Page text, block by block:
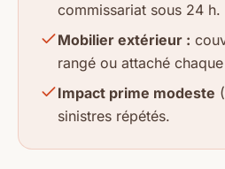
commissariat sous 24 h.
Mobilier extérieur :
rangé ou attaché
Impact prime modeste
sinistres répétés.